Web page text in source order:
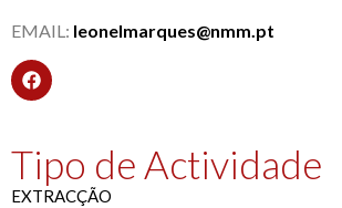
EMAIL: leonelmarques@nmm.pt
Tipo de Actividade
EXTRACÇÃO